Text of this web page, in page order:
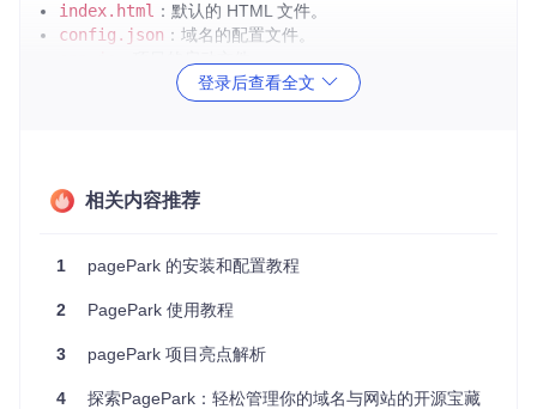
index.html ：默认的 HTML 文件。
config.json ：域名的配置文件。
：Node.js 项目的依赖和脚本配置文件。
：项目说明文档。
app.js是 PagePark 项目的启动文件。它负责初始化服务器
const fs = require('fs'
const server = http.
// 处理请求的逻辑
登录后查看全文
相关内容推荐
1 pagePark 的安装和配置教程
2 PagePark 使用教程
3 pagePark 项目亮点解析
4 探索PagePark：轻松管理你的域名与网站的开源宝藏